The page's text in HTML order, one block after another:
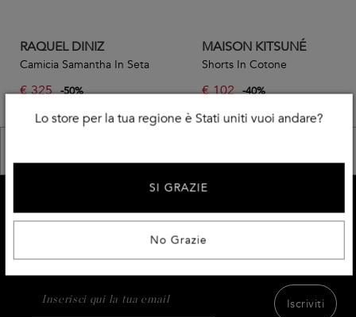
RAQUEL DINIZ
Camicia Samantha In Seta
€ 325 -50%
MAISON KITSUNÉ
Shorts In Cotone
€ 102 -40%
Lo store per la tua regione è Stati uniti vuoi andare?
No Grazie
SI GRAZIE
ISCRIVITI E RICEVI IL 10% DI SCONTO
Ricevi l'accesso al meglio dei prodotti, dell'ispirazione
Iscriviti